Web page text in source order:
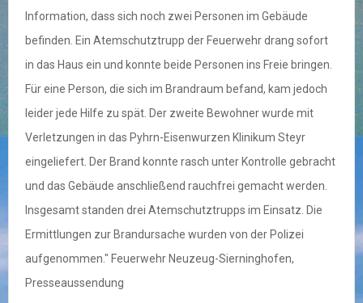
Information, dass sich noch zwei Personen im Gebäude
befinden. Ein Atemschutztrupp der Feuerwehr drang sofort
in das Haus ein und konnte beide Personen ins Freie bringen.
Für eine Person, die sich im Brandraum befand, kam jedoch
leider jede Hilfe zu spät. Der zweite Bewohner wurde mit
Verletzungen in das Pyhrn-Eisenwurzen Klinikum Steyr
eingeliefert. Der Brand konnte rasch unter Kontrolle gebracht
und das Gebäude anschließend rauchfrei gemacht werden.
Insgesamt standen drei Atemschutztrupps im Einsatz. Die
Ermittlungen zur Brandursache wurden von der Polizei
aufgenommen." Feuerwehr Neuzeug-Sierninghofen,
Presseaussendung